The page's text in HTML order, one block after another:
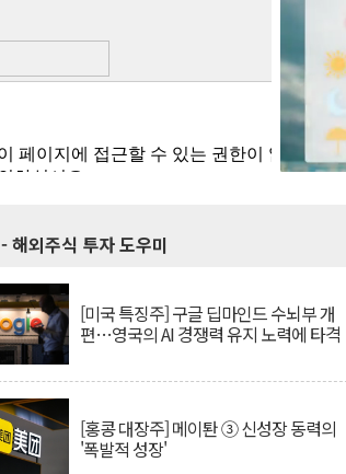
- 해외주식 투자 도우미
[미국 특징주] 구글 딥마인드 수뇌부 개
편…영국의 AI 경쟁력 유지 노력에 타격
[홍콩 대장주] 메이퇀 ③ 신성장 동력의
'폭발적 성장'